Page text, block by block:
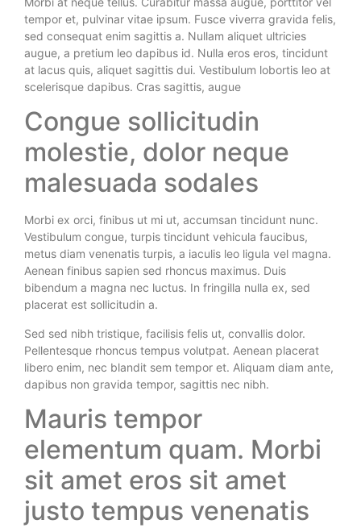
tempor et, pulvinar vitae ipsum. Fusce viverra gravida felis,
sed consequat enim sagittis a. Nullam aliquet ultricies
augue, a pretium leo dapibus id. Nulla eros eros, tincidunt
at lacus quis, aliquet sagittis dui. Vestibulum lobortis leo at
scelerisque dapibus. Cras sagittis, augue
Congue sollicitudin
molestie, dolor neque
malesuada sodales
Morbi ex orci, finibus ut mi ut, accumsan tincidunt nunc.
Vestibulum congue, turpis tincidunt vehicula faucibus,
metus diam venenatis turpis, a iaculis leo ligula vel magna.
Aenean finibus sapien sed rhoncus maximus. Duis
bibendum a magna nec luctus. In fringilla nulla ex, sed
placerat est sollicitudin a.
Sed sed nibh tristique, facilisis felis ut, convallis dolor.
Pellentesque rhoncus tempus volutpat. Aenean placerat
libero enim, nec blandit sem tempor et. Aliquam diam ante,
dapibus non gravida tempor, sagittis nec nibh.
Mauris tempor
elementum quam. Morbi
sit amet eros sit amet
justo tempus venenatis